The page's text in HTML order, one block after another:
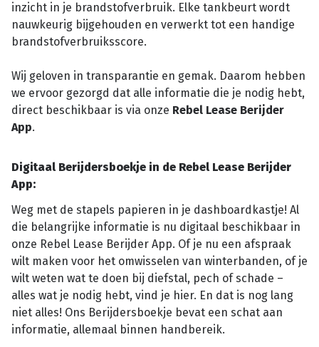
inzicht in je brandstofverbruik. Elke tankbeurt wordt
nauwkeurig bijgehouden en verwerkt tot een handige
brandstofverbruiksscore.
Wij geloven in transparantie en gemak. Daarom hebben
we ervoor gezorgd dat alle informatie die je nodig hebt,
direct beschikbaar is via onze Rebel Lease Berijder
App.
Digitaal Berijdersboekje in de Rebel Lease Berijder
App:
Weg met de stapels papieren in je dashboardkastje! Al
die belangrijke informatie is nu digitaal beschikbaar in
onze Rebel Lease Berijder App. Of je nu een afspraak
wilt maken voor het omwisselen van winterbanden, of je
wilt weten wat te doen bij diefstal, pech of schade –
alles wat je nodig hebt, vind je hier. En dat is nog lang
niet alles! Ons Berijdersboekje bevat een schat aan
informatie, allemaal binnen handbereik.